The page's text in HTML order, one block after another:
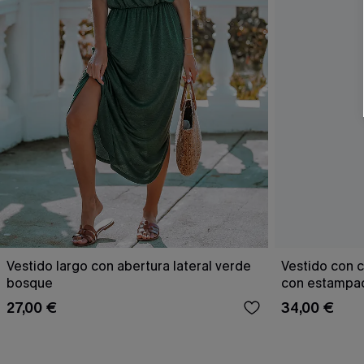
Vestido largo con abertura lateral verde
bosque
27,00 €
Vestido con
con
34,00 €